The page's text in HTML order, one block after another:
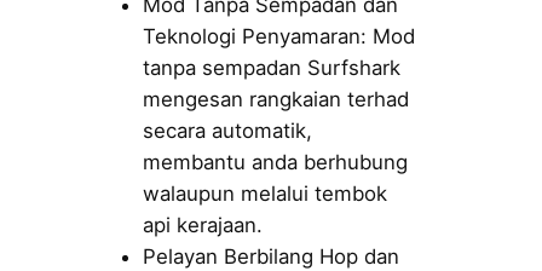
Mod Tanpa Sempadan dan
Teknologi Penyamaran: Mod
tanpa sempadan Surfshark
mengesan rangkaian terhad
secara automatik,
membantu anda berhubung
walaupun melalui tembok
api kerajaan.
Pelayan Berbilang Hop dan